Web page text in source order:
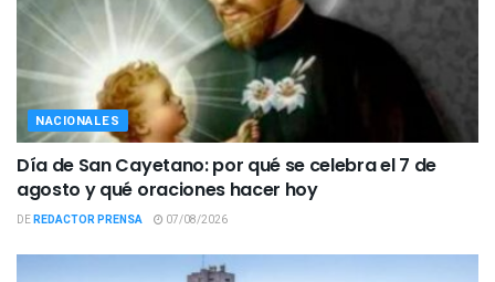
NACIONALES
Día de San Cayetano: por qué se celebra el 7 de
agosto y qué oraciones hacer hoy
DEREDACTOR PRENSA 07/08/2026